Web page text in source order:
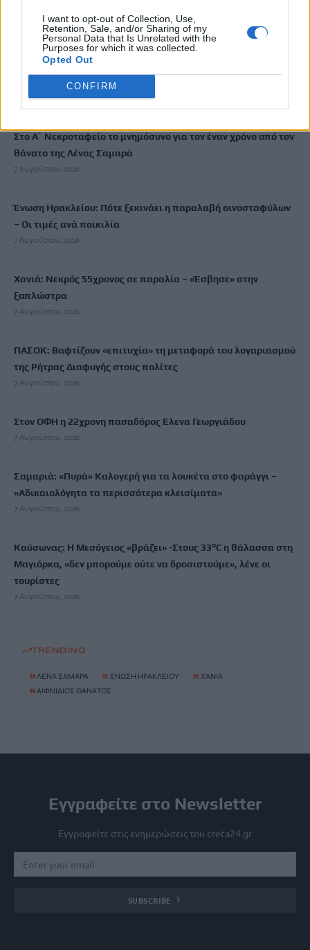
I want to opt-out of Collection, Use,
Retention, Sale, and/or Sharing of my
Personal Data that Is Unrelated with the
Purposes for which it was collected.
Opted Out
CONFIRM
7 Αυγούστου, 2026
Μυστράς: 11 μήνες με αναστολή στον 55χρονο που έκρυβε τη
σορό του πατέρα του σε καταψύκτη
7 Αυγούστου, 2026
Στο Α΄ Νεκροταφείο το μνημόσυνο για τον έναν χρόνο από τον
θάνατο της Λένας Σαμαρά
7 Αυγούστου, 2026
Ένωση Ηρακλείου: Πότε ξεκινάει η παραλαβή οινοσταφύλων
– Οι τιμές ανά ποικιλία
7 Αυγούστου, 2026
Χανιά: Νεκρός 55χρονος σε παραλία – «Έσβησε» στην
ξαπλώστρα
7 Αυγούστου, 2026
ΠΑΣΟΚ: Βαφτίζουν «επιτυχία» τη μεταφορά του λογαριασμού
της Ρήτρας Διαφυγής στους πολίτες
7 Αυγούστου, 2026
Στον ΟΦΗ η 22χρονη πασαδόρος Ελενα Γεωργιάδου
7 Αυγούστου, 2026
Σαμαριά: «Πυρά» Καλογερή για τα λουκέτα στο φαράγγι –
«Αδικαιολόγητα τα περισσότερα κλεισίματα»
7 Αυγούστου, 2026
Καύσωνας: Η Μεσόγειος «βράζει» -Στους 33°C η θάλασσα στη
Μαγιόρκα, «δεν μπορούμε ούτε να δροσιστούμε», λένε οι
τουρίστες
7 Αυγούστου, 2026
TRENDING
#ΛΕΝΑ ΣΑΜΑΡΑ # ΕΝΩΣΗ ΗΡΑΚΛΕΙΟΥ # ΧΑΝΙΑ
#ΑΙΦΝΙΔΙΟΣ ΘΑΝΑΤΟΣ
Εγγραφείτε στο Newsletter
Εγγραφείτε στις ενημερώσεις του creta24.gr
SUBSCRIBE